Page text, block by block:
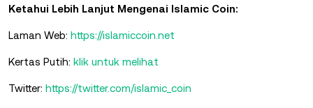
Ketahui Lebih Lanjut Mengenai Islamic Coin:
Laman Web: https://islamiccoin.net
Kertas Putih: klik untuk melihat
Twitter: https://twitter.com/islamic_coin